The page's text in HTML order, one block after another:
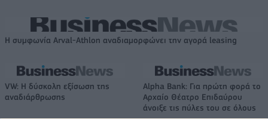
Η συμφωνία Arval-Athlon αναδιαμορφώνει την αγορά leasing
VW: Η δύσκολη εξίσωση της
αναδιάρθρωσης
Alpha Bank: Για πρώτη φορά το
Αρχαίο Θέατρο Επιδαύρου
άνοιξε τις πύλες του σε όλους